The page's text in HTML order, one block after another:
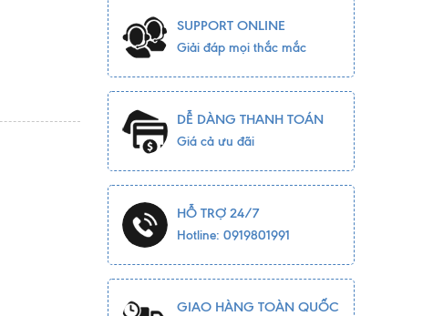
SUPPORT ONLINE
Giải đáp mọi thắc mắc
DỄ DÀNG THANH TOÁN
Giá cả ưu đãi
HỖ TRỢ 24/7
Hotline: 0919801991
GIAO HÀNG TOÀN QUỐC